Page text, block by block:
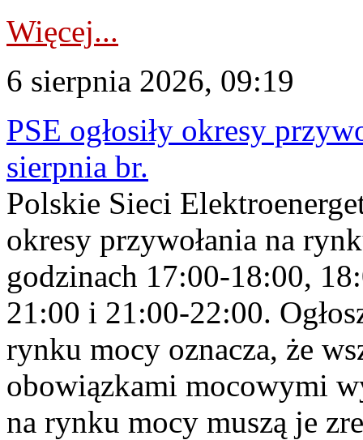
Więcej...
6 sierpnia 2026, 09:19
PSE ogłosiły okresy
sierpnia br.
Polskie Sieci
okresy przywołania na
godzinach 17:00-18:00,
21:00 i 21:00-22:00.
rynku mocy oznacza, że
obowiązkami mocowymi
na rynku mocy muszą je